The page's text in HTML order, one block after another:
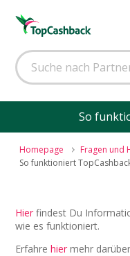
So
Homepage
Fragen und
So funktioniert
Hier findest Du
wie es funktioniert.
Erfahrehier mehr